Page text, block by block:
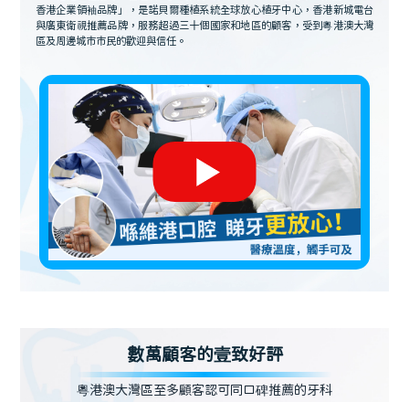
香港企業領袖品牌」，是諾貝爾種植系統全球放心植牙中心，香港新城電台
與廣東衛視推薦品牌，服務超過三十個國家和地區的顧客，受到粵港澳大灣
區及周邊城市市民的歡迎與信任。
數萬顧客的壹致好評
粵港澳大灣區至多顧客認可同口碑推薦的牙科